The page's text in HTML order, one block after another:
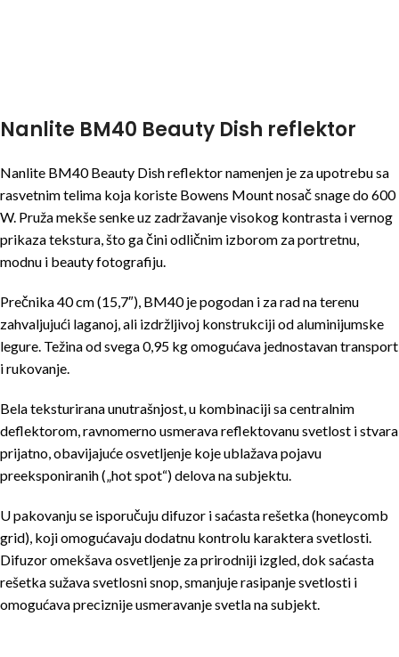
Nanlite BM40 Beauty Dish reflektor
Nanlite BM40 Beauty Dish reflektor namenjen je za upotrebu sa
rasvetnim telima koja koriste Bowens Mount nosač snage do 600
W. Pruža mekše senke uz zadržavanje visokog kontrasta i vernog
prikaza tekstura, što ga čini odličnim izborom za portretnu,
modnu i beauty fotografiju.
Prečnika 40 cm (15,7″), BM40 je pogodan i za rad na terenu
zahvaljujući laganoj, ali izdržljivoj konstrukciji od aluminijumske
legure. Težina od svega 0,95 kg omogućava jednostavan transport
i rukovanje.
Bela teksturirana unutrašnjost, u kombinaciji sa centralnim
deflektorom, ravnomerno usmerava reflektovanu svetlost i stvara
prijatno, obavijajuće osvetljenje koje ublažava pojavu
preeksponiranih („hot spot“) delova na subjektu.
U pakovanju se isporučuju difuzor i saćasta rešetka (honeycomb
grid), koji omogućavaju dodatnu kontrolu karaktera svetlosti.
Difuzor omekšava osvetljenje za prirodniji izgled, dok saćasta
rešetka sužava svetlosni snop, smanjuje rasipanje svetlosti i
omogućava preciznije usmeravanje svetla na subjekt.